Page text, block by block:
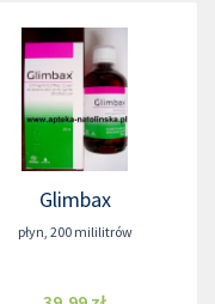
Glimbax
płyn, 200 mililitrów